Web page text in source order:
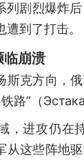
列剧烈爆炸
到了打击。
临崩溃
斯克方向，
路”（
，进攻仍在
从这些阵地